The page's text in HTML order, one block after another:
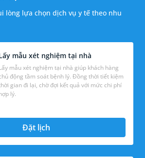
lòng lựa chọn dịch vụ y tế theo nhu
mẫu xét nghiệm tại nhà
mẫu xét nghiệm tại nhà giúp khách hàng
động tầm soát bệnh lý. Đồng thời tiết kiệm
gian đi lại, chờ đợi kết quả với mức chi phí
lý.
Đặt lịch